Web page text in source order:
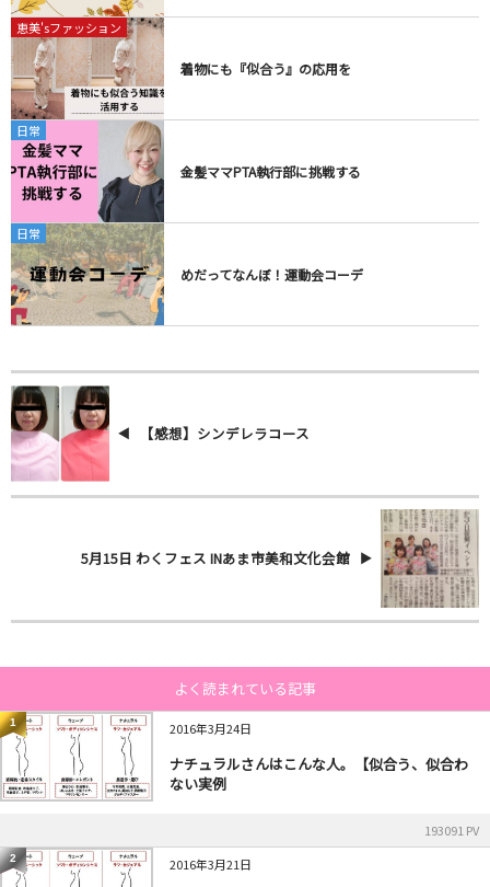
恵美'sファッション
着物にも『似合う』の応用を
日常
金髪ママPTA執行部に挑戦する
日常
めだってなんぼ！運動会コーデ
【感想】シンデレラコース
5月15日 わくフェス INあま市美和文化会館
よく読まれている記事
1 2016年3月24日
ナチュラルさんはこんな人。【似合う、似合わ
ない実例
193091 PV
2 2016年3月21日